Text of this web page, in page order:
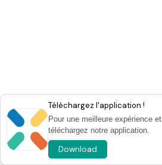
Téléchargez l'application !
Pour une meilleure expérience et
téléchargez notre application.
Download